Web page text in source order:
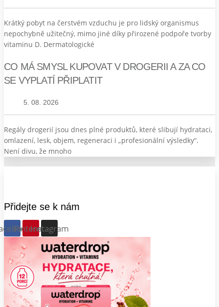
Krátký pobyt na čerstvém vzduchu je pro lidský organismus
nepochybně užitečný, mimo jiné díky přirozené podpoře tvorby
vitaminu D. Dermatologické
CO MÁ SMYSL KUPOVAT V DROGERII A ZA CO
SE VYPLATÍ PŘIPLATIT
5. 08. 2026
Regály drogerií jsou dnes plné produktů, které slibují hydrataci,
omlazení, lesk, objem, regeneraci i „profesionální výsledky“.
Není divu, že mnoho
Přidejte se k nám
PinterestInstagram